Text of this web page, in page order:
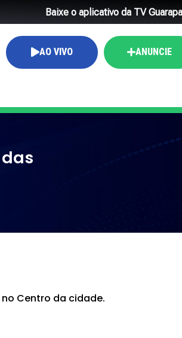
Baixe o aplicativo da TV
AO VIVO ANUNCIE
Centro da cidade.